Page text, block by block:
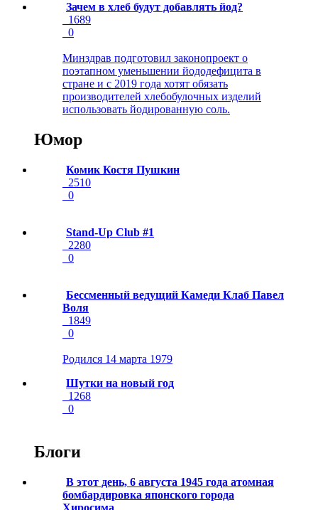
Зачем в хлеб будут добавлять йод?
1689
0
Минздрав подготовил законопроект о
поэтапном уменьшении йододефицита в
стране и с 2019 года хотят обязать
производителей хлебобулочных изделий
использовать йодированную соль.
Юмор
Комик Костя Пушкин
2510
0
Stand-Up Club #1
2280
0
Бессменный ведущий Камеди Клаб Павел
Воля
1849
0
Родился 14 марта 1979
Шутки на новый год
1268
0
Блоги
В этот день, 6 августа 1945 года атомная
бомбардировка японского города
Хиросима